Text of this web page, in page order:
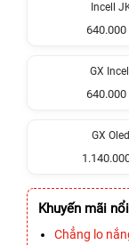
Incell
640.000
GX Incell
640.000
GX Oled
Khuyến mãi
Chẳng lo